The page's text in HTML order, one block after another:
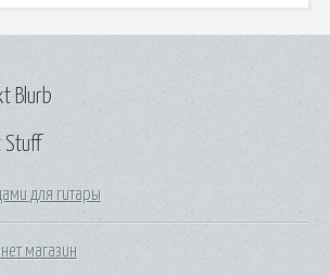
Stuff
для гитары
магазин
Blurb